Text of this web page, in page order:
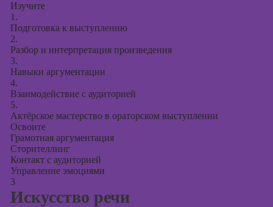
Изучите
1.
Подготовка к выступлению
2.
Разбор и интерпретация произведения
3.
Навыки аргументации
4.
Взаимодействие с аудиторией
5.
Актёрское мастерство в ораторском выступлении
Освоите
Грамотная аргументация
Сторителлинг
Контакт с аудиторией
Управление эмоциями
3
Искусство речи